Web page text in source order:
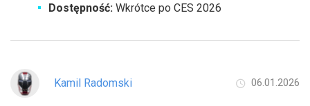
Dostępność: Wkrótce po CES 2026
Kamil Radomski 06.01.2026